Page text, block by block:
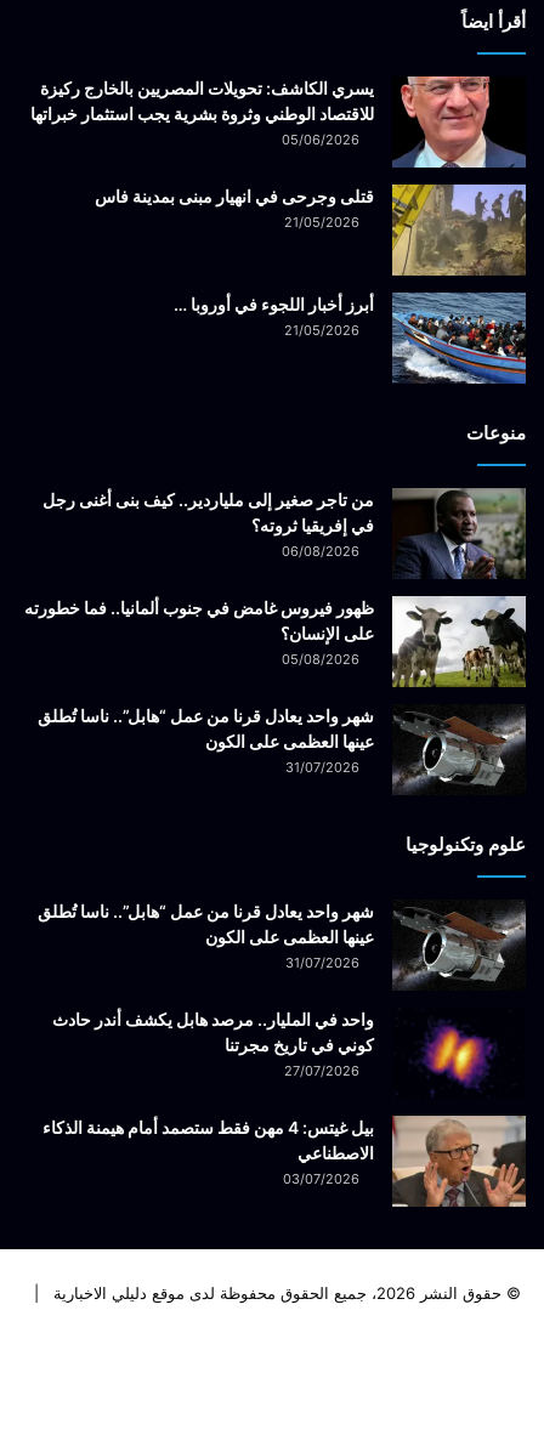
أقرأ ايضاً
يسري الكاشف: تحويلات المصريين بالخارج ركيزة
للاقتصاد الوطني وثروة بشرية يجب استثمار خبراتها
05/06/2026
قتلى وجرحى في انهيار مبنى بمدينة فاس
21/05/2026
أبرز أخبار اللجوء في أوروبا …
21/05/2026
منوعات
من تاجر صغير إلى ملياردير.. كيف بنى أغنى رجل
في إفريقيا ثروته؟
06/08/2026
ظهور فيروس غامض في جنوب ألمانيا.. فما خطورته
على الإنسان؟
05/08/2026
شهر واحد يعادل قرنا من عمل “هابل”.. ناسا تُطلق
عينها العظمى على الكون
31/07/2026
علوم وتكنولوجيا
شهر واحد يعادل قرنا من عمل “هابل”.. ناسا تُطلق
عينها العظمى على الكون
31/07/2026
واحد في المليار.. مرصد هابل يكشف أندر حادث
كوني في تاريخ مجرتنا
27/07/2026
بيل غيتس: 4 مهن فقط ستصمد أمام هيمنة الذكاء
الاصطناعي
03/07/2026
© حقوق النشر 2026، جميع الحقوق محفوظة لدى موقع دليلي الاخبارية |